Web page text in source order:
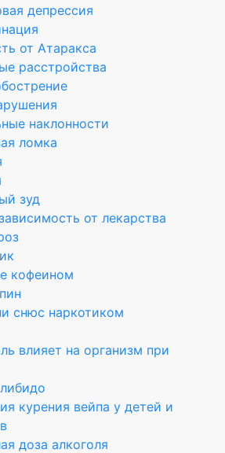
депрессия
от Атаракса
расстройства
наклонности
ломка
зуд
от лекарства
кофеином
снюс наркотиком
влияет на организм при
курения вейпа у детей и
доза алкоголя